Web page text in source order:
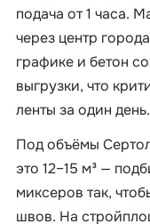
подача от 1 часа.
через центр
графике и бетон
выгрузки, что
ленты за один день.
Под объёмы
это 12–15 м³ —
миксеров так,
швов. На